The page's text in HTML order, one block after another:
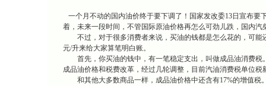
一个月不动的国内油价终于要下调了！国家发改委13日宣布要
着，未来一段时间，不管国际原油价格再怎么可劲儿跌，国内汽
不过，对于很多消费者来说，买油的钱都是怎么花的，可能
元/升来给大家算笔明白账。
首先，你买油的钱中，有一笔稳定支出，叫做成品油消费税
成品油价格和税费改革，经过几轮调整，目前汽油消费税单位税
和其他大多数商品一样，成品油价格中还含有17%的增值税